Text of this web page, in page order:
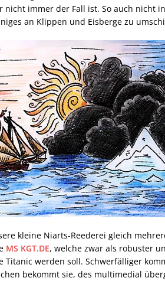
immer der Fall ist. So auch nicht
an Klippen und Eisberge zu
kleine Niarts-Reederei gleich
MS KGT.DE, welche zwar als robuster
Titanic werden soll. Schwerfälliger
bekommt sie, des multimedial